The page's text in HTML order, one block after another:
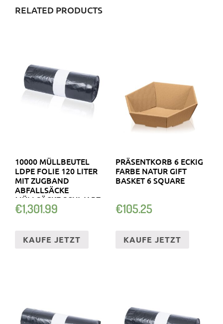
RELATED PRODUCTS
10000 MÜLLBEUTEL
LDPE FOLIE 120 LITER
MIT ZUGBAND
ABFALLSÄCKE
MÜLLSÄCKE SCHWARZ
€1,301.99
KAUFE JETZT
PRÄSENTKORB 6 ECKIG
FARBE NATUR GIFT
BASKET 6 SQUARE
€105.25
KAUFE JETZT